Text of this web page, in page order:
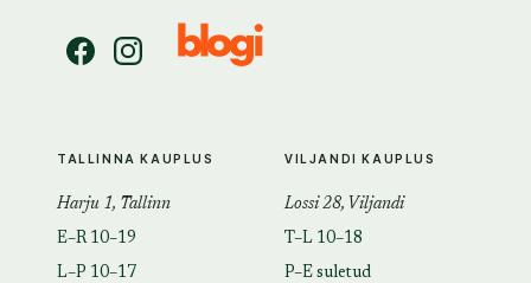
TALLINNA KAUPLUS
Harju 1, Tallinn
E–R 10–19
L–P 10–17
VILJANDI KAUPLUS
Lossi 28, Viljandi
T–L 10–18
P–E suletud